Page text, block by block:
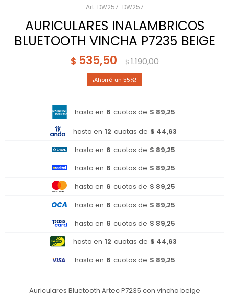
DW257-DW257
AURICULARES INALAMBRICOS
BLUETOOTH VINCHA P7235 BEIGE
$ 535,50 $1.190,00
55
hasta en 6 cuotas de $ 89,25
hasta en 12 cuotas de $ 44,63
hasta en 6 cuotas de $ 89,25
hasta en 6 cuotas de $ 89,25
hasta en 6 cuotas de $ 89,25
hasta en 6 cuotas de $ 89,25
hasta en 6 cuotas de $ 89,25
hasta en 12 cuotas de $ 44,63
hasta en 6 cuotas de $ 89,25
Auriculares Bluetooth Artec P7235 con vincha beige